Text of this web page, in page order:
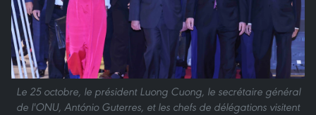
Le 25 octobre, le président Luong Cuong, le secrétaire général
de l'ONU, António Guterres, et les chefs de délégations visitent